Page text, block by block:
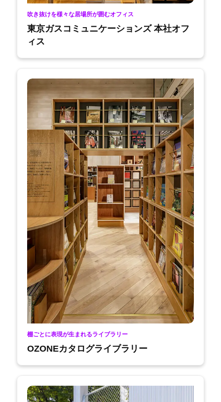
吹き抜けを様々な居場所が囲むオフィス
東京ガスコミュニケーションズ 本社オフ
ィス
棚ごとに表現が生まれるライブラリー
OZONEカタログライブラリー